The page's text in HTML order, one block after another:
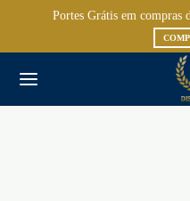
Portes Grátis em compras